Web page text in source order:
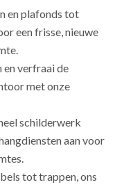
en plafonds tot
een frisse, nieuwe
en verfraai de
met onze
schilderwerk
aan voor
tot trappen, ons